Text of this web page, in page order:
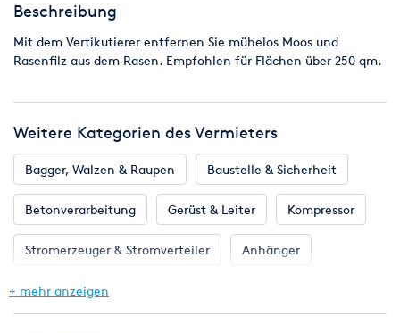
Beschreibung
Mit dem Vertikutierer entfernen Sie mühelos Moos und
Rasenfilz aus dem Rasen. Empfohlen für Flächen über 250 qm.
Weitere Kategorien des Vermieters
Bagger, Walzen & Raupen Baustelle & Sicherheit
Betonverarbeitung Gerüst & Leiter Kompressor
Stromerzeuger & Stromverteiler Anhänger
Betonbearbeitung
+ mehr anzeigen